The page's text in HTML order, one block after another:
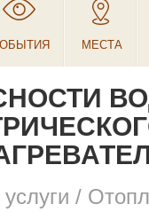
МЕСТА
/